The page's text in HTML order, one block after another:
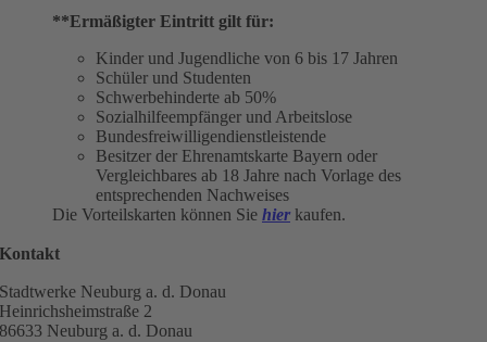
**Ermäßigter Eintritt gilt für:
Kinder und Jugendliche von 6 bis 17 Jahren
Schüler und Studenten
Schwerbehinderte ab 50%
Sozialhilfeempfänger und Arbeitslose
Bundesfreiwilligendienstleistende
Besitzer der Ehrenamtskarte Bayern oder
Vergleichbares ab 18 Jahre nach Vorlage des
entsprechenden Nachweises
Die Vorteilskarten können Sie hier kaufen.
Kontakt
Stadtwerke Neuburg a. d. Donau
Heinrichsheimstraße 2
86633 Neuburg a. d. Donau